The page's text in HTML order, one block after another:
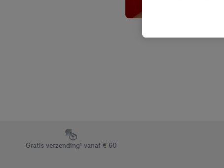
Footerelement met de verschillende USPs van Lidl.be
Gratis verzending¹ vanaf € 60
Als u hiermee akkoord
u interesse hebt
niet te kopen), ook op